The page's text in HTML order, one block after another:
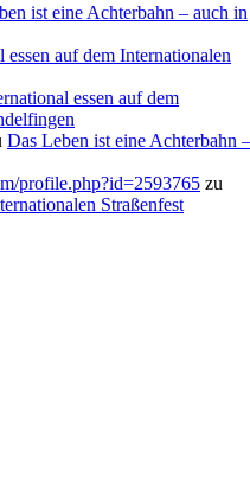
ist eine Achterbahn – auch in
essen auf dem Internationalen
essen auf dem
Das Leben ist eine Achterbahn –
profile.php?id=2593765 zu
Straßenfest